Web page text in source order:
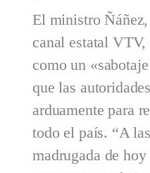
El ministro
canal estatal
como un
que las
arduamente para
todo el país. “A
madrugada de